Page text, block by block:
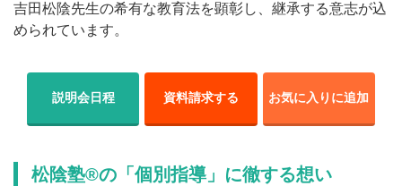
吉田松陰先生の希有な教育法を顕彰し、継承する意志が込
められています。
説明会日程 資料請求する お気に入りに追加
松陰塾®の「個別指導」に徹する想い